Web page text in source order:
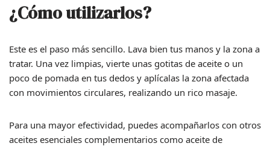
¿Cómo utilizarlos?
Este es el paso más sencillo. Lava bien tus manos y la zona a
tratar. Una vez limpias, vierte unas gotitas de aceite o un
poco de pomada en tus dedos y aplícalas la zona afectada
con movimientos circulares, realizando un rico masaje.
Para una mayor efectividad, puedes acompañarlos con otros
aceites esenciales complementarios como aceite de